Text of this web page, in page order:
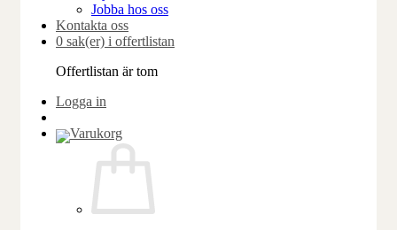
Jobba hos oss
Kontakta oss
0 sak(er) i offertlistan
Offertlistan är tom
Logga in